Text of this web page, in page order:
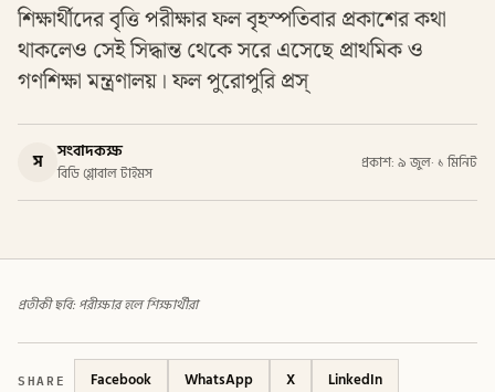
শিক্ষার্থীদের বৃত্তি পরীক্ষার ফল বৃহস্পতিবার প্রকাশের কথা
থাকলেও সেই সিদ্ধান্ত থেকে সরে এসেছে প্রাথমিক ও
গণশিক্ষা মন্ত্রণালয়। ফল পুরোপুরি প্রস্
স সংবাদকক্ষ
বিডি গ্লোবাল টাইমস
প্রকাশ: ৯ জুল· ১ মিনিট
প্রতীকী ছবি: পরীক্ষার হলে শিক্ষার্থীরা
SHARE Facebook WhatsApp X
LinkedIn